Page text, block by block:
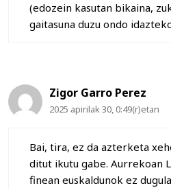
(edozein kasutan bikaina,
gaitasuna duzu ondo
Zigor Garro Perez
2025 apirilak 30, 0:49(r)etan
Bai, tira, ez da azterketa
ditut ikutu gabe. Aurrekoan
finean euskaldunok ez